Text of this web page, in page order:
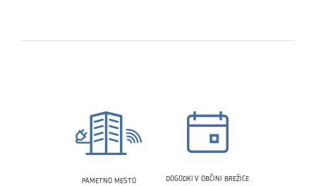
PAMETNO MESTO DOGODKI V OBČINI BREŽICE